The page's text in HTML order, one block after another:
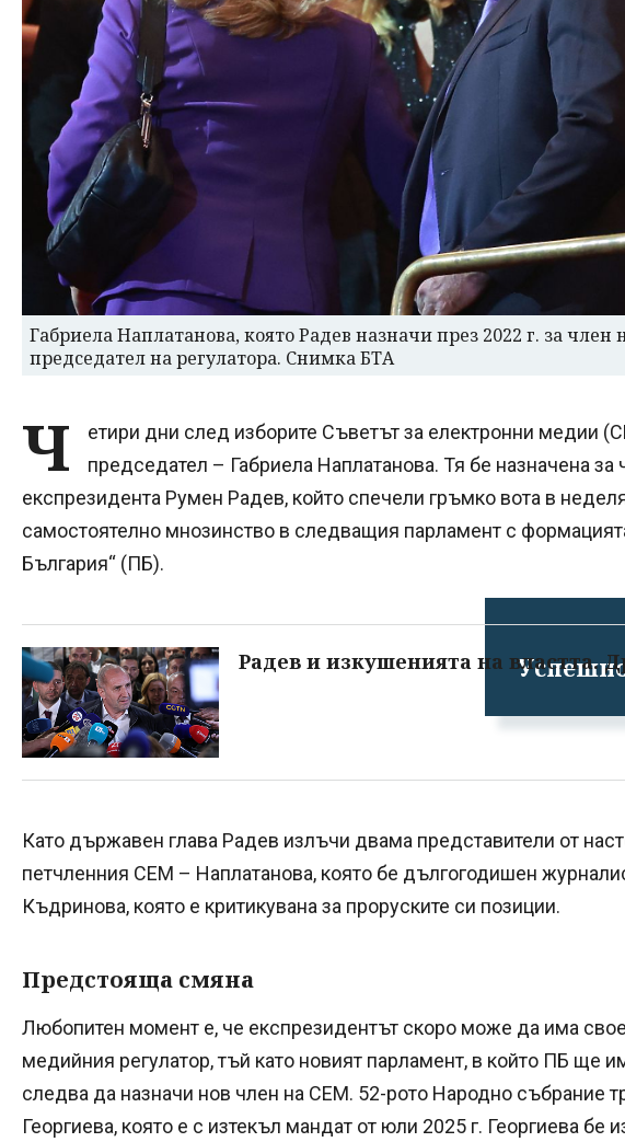
Габриела Наплатанова, която Радев назначи през 2022 г. за член
председател на регулатора. Снимка БТА
Ч
етири дни след изборите Съветът за електронни медии
председател – Габриела Наплатанова. Тя бе назначена за
експрезидента Румен Радев, който спечели гръмко вота в
самостоятелно мнозинство в следващия парламент с
България“ (ПБ).
Радев и изкушенията на властта.
Като държавен глава Радев излъчи двама представители от
петчленния СЕМ – Наплатанова, която бе дългогодишен
Къдринова, която е критикувана за проруските си позиции.
Предстояща смяна
Любопитен момент е, че експрезидентът скоро може да има
медийния регулатор, тъй като новият парламент, в който ПБ ще
следва да назначи нов член на СЕМ. 52-рото Народно събрание
Георгиева, която е с изтекъл мандат от юли 2025 г. Георгиева бе